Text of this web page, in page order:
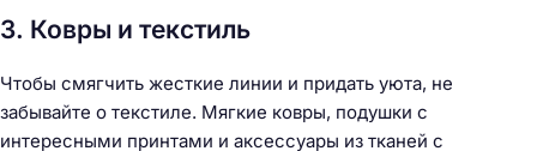
3. Ковры и текстиль
Чтобы смягчить жесткие линии и придать уюта, не
забывайте о текстиле. Мягкие ковры, подушки с
интересными принтами и аксессуары из тканей с